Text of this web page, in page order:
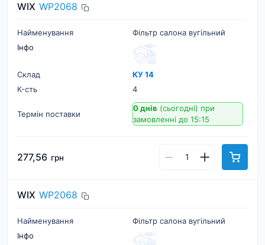
WIX WP2068
Найменування
Фільтр салона вугільний
Інфо
Склад
КУ 14
К-cть
4
Термін поставки
0 днів (сьогодні) при
замовленні до 15:15
277,56 грн
WIX WP2068
Найменування
Фільтр салона вугільний
Інфо